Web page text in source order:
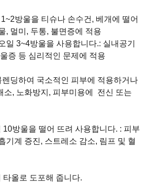
방울을 티슈나 손수건, 베개에 떨어
, 멀미, 두통, 불면증에 적용
일 3~4방울을 사용합니다.: 실내공기
증 등 심리적인 문제에 적용
딩하여 국소적인 피부에 적용하거나
소, 노화방지, 피부미용에 전신 또는
10방울을 떨어 뜨려 사용합니다. : 피부
기계 증진, 스트레소 감소, 림프 및 혈
올로 도포해 줍니다.